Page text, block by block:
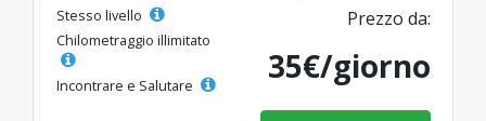
Stesso livello
Chilometraggio illimitato
Incontrare e Salutare
Prezzo da:
35€/giorno